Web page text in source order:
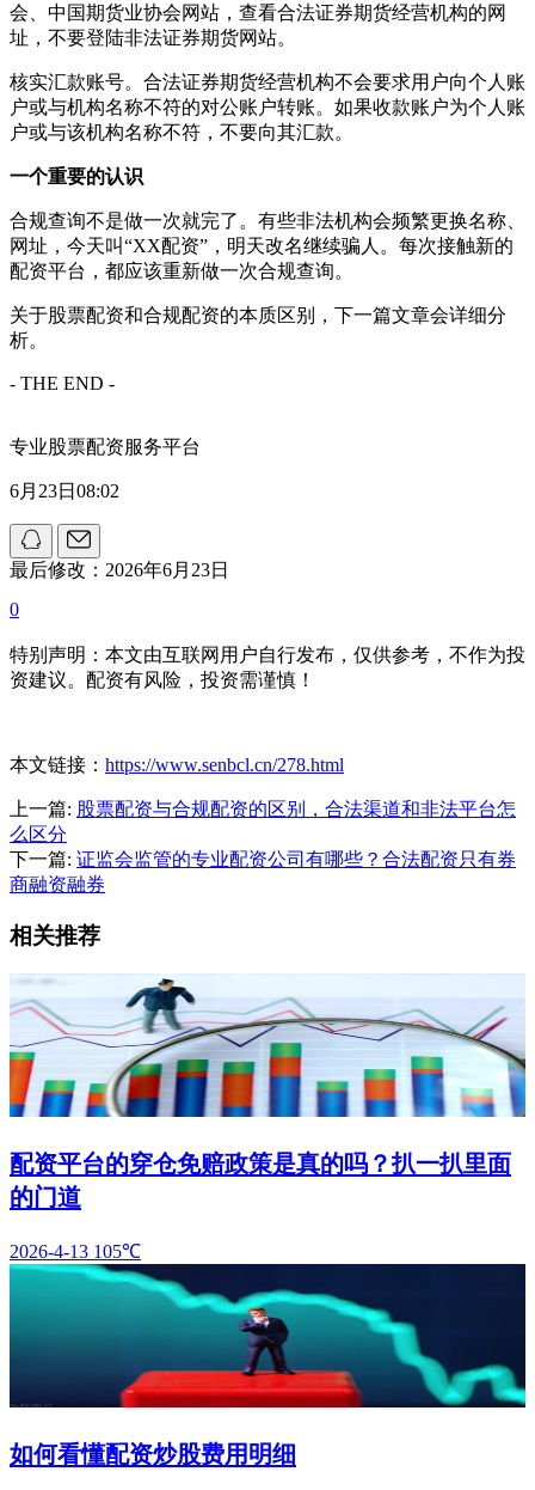
会、中国期货业协会网站，查看合法证券期货经营机构的网
址，不要登陆非法证券期货网站。
核实汇款账号。合法证券期货经营机构不会要求用户向个人账
户或与机构名称不符的对公账户转账。如果收款账户为个人账
户或与该机构名称不符，不要向其汇款。
一个重要的认识
合规查询不是做一次就完了。有些非法机构会频繁更换名称、
网址，今天叫“XX配资”，明天改名继续骗人。每次接触新的
配资平台，都应该重新做一次合规查询。
关于股票配资和合规配资的本质区别，下一篇文章会详细分
析。
- THE END -
专业股票配资服务平台
6月23日08:02
最后修改：2026年6月23日
0
特别声明：本文由互联网用户自行发布，仅供参考，不作为投
资建议。配资有风险，投资需谨慎！
本文链接： https://www.senbcl.cn/278.html
上一篇: 股票配资与合规配资的区别，合法渠道和非法平台怎
么区分
下一篇: 证监会监管的专业配资公司有哪些？合法配资只有券
商融资融券
相关推荐
配资平台的穿仓免赔政策是真的吗？扒一扒里面
的门道
2026-4-13 105℃
如何看懂配资炒股费用明细